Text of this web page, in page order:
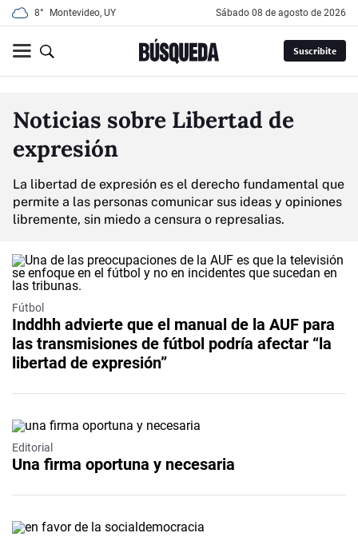
8° Montevideo, UY sábado 08 de agosto de 2026
Suscribite
Noticias sobre Libertad de
expresión
La libertad de expresión es el derecho fundamental que
permite a las personas comunicar sus ideas y opiniones
libremente, sin miedo a censura o represalias.
Fútbol
Inddhh advierte que el manual de la AUF para
las transmisiones de fútbol podría afectar “la
libertad de expresión”
Editorial
Una firma oportuna y necesaria